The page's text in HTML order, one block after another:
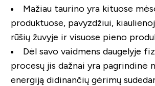
Mažiau taurino yra kituose
produktuose, pavyzdžiui,
rūšių žuvyje ir visuose pieno
Dėl savo vaidmens daugelyje
procesų jis dažnai yra pagrindinė
energiją didinančių gėrimų